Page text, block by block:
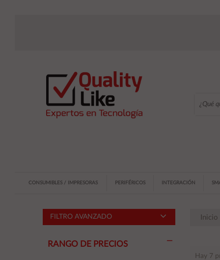
CONSUMIBLES / IMPRESORAS PERIFÉRICOS INTEGRACIÓN
FILTRO AVANZADO
RANGO DE PRECIOS
Inicio
Hay 7